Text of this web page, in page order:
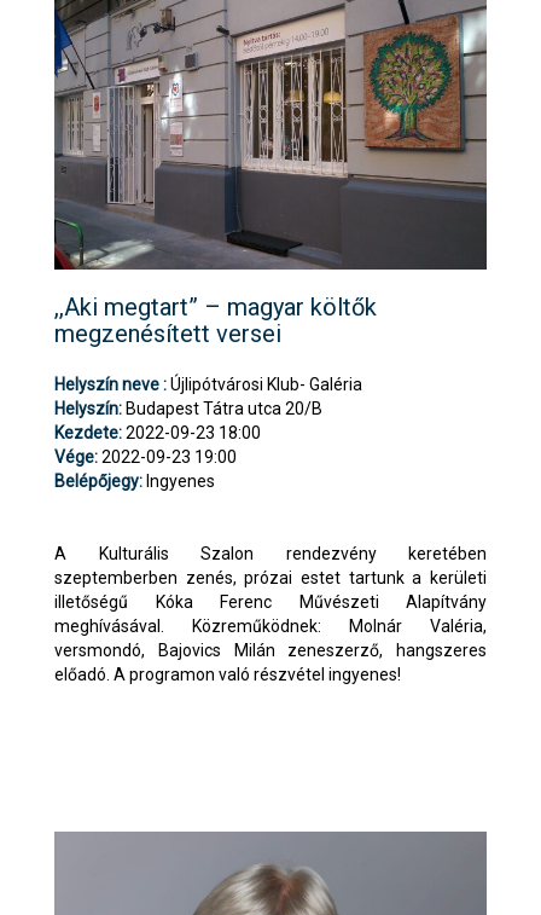
,,Aki megtart” – magyar költők
megzenésített versei
Helyszín neve :Újlipótvárosi Klub- Galéria
Helyszín: Budapest Tátra utca 20/B
Kezdete:2022-09-23 18:00
Vége:2022-09-23 19:00
Belépőjegy: Ingyenes
A Kulturális Szalon rendezvény keretében
szeptemberben zenés, prózai estet tartunk a kerületi
illetőségű Kóka Ferenc Művészeti Alapítvány
meghívásával. Közreműködnek: Molnár Valéria,
versmondó, Bajovics Milán zeneszerző, hangszeres
előadó. A programon való részvétel ingyenes!